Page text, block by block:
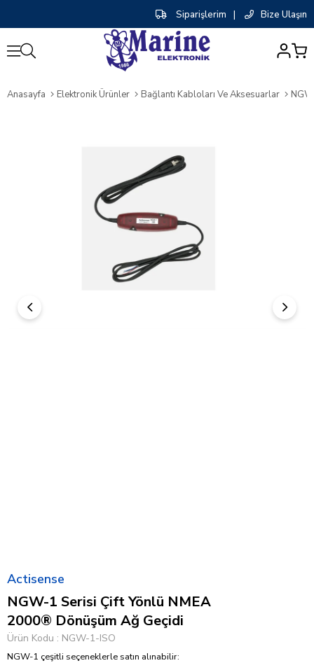
Siparişlerim | Bize Ulaşın
Anasayfa Elektronik Ürünler Bağlantı Kabloları Ve Aksesuarlar
Actisense
NGW-1 Serisi Çift Yönlü NMEA
2000® Dönüşüm Ağ Geçidi
Ürün Kodu NGW-1-ISO
NGW-1 çeşitli seçeneklerle satın alınabilir: